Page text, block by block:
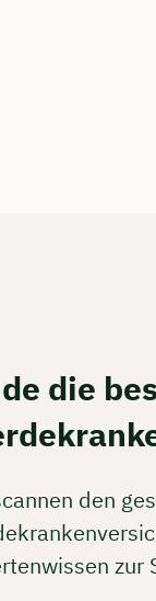
die
den
zur